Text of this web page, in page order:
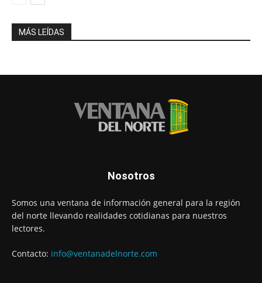
MÁS LEÍDAS
Nosotros
Somos una ventana de información general para la región
del norte llevando realidades cotidianas para nuestros
lectores.
Contacto: info@ventanadelnorte.com